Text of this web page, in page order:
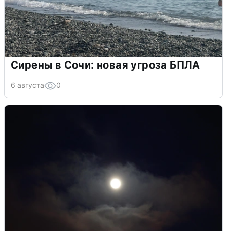
Сирены в Сочи: новая угроза БПЛА
6 августа 0